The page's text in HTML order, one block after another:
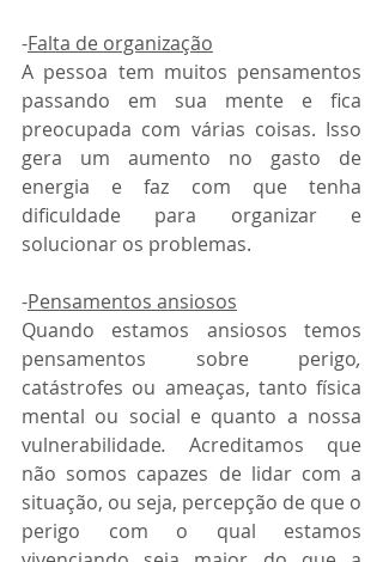
-Falta de organização
A pessoa tem muitos pensamentos
passando em sua mente e fica
preocupada com várias coisas. Isso
gera um aumento no gasto de
energia e faz com que tenha
dificuldade para organizar e
solucionar os problemas.
-Pensamentos ansiosos
Quando estamos ansiosos temos
pensamentos sobre perigo
catástrofes ou ameaças, tanto física
mental ou social e quanto a nossa
vulnerabilidade. Acreditamos que
não somos capazes de lidar com a
situação, ou seja, percepção de que o
perigo com o qual estamos